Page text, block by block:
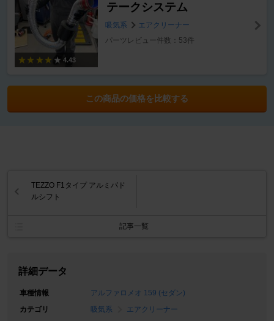
4.43
テークシステム
吸気系
エアクリーナー
パーツレビュー件数：53件
この商品の価格を比較する
TEZZO F1タイプ アルミパド
ルシフト
記事一覧
詳細データ
車種情報
アルファロメオ 159 (セダン)
カテゴリ
吸気系
エアクリーナー